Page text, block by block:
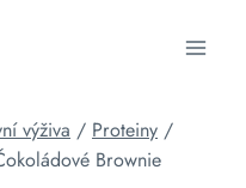
výživa / Proteiny /
Brownie